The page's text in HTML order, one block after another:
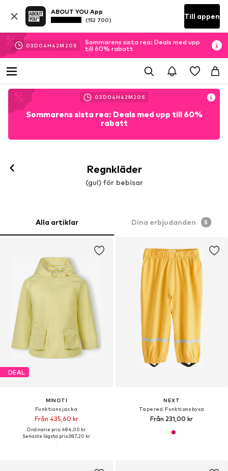
ABOUT YOU App
(152 700) Till appen
03D 04H 42M 20 S
Sommarens sista rea: Deals med upp
till 60% rabatt
03D 04H 42M 20 S
Sommarens sista rea: Deals med upp till 60%
rabatt
Regnkläder
(gul) för bebisar
Alla artiklar Dina erbjudanden 5
DEAL
MINOTI
Funktionsjacka
Från 435,60 kr
Ordinarie pris: 484,00 kr
Senaste lägsta pris:387,20 kr
NEXT
Tapered Funktionsbyxa
Från 231,00 kr